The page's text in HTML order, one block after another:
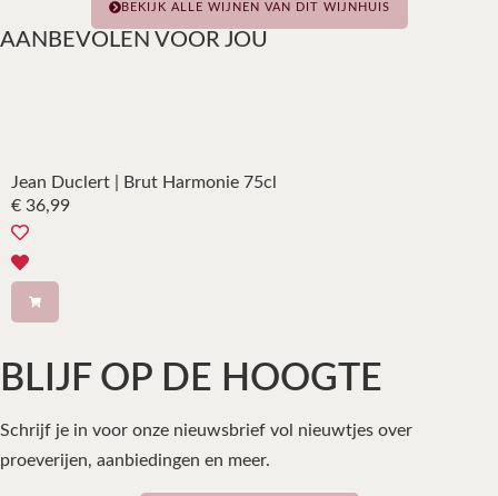
BEKIJK ALLE WIJNEN VAN DIT WIJNHUIS
AANBEVOLEN VOOR JOU
Jean Duclert | Brut Harmonie 75cl
€ 36,99
BLIJF OP DE HOOGTE
Schrijf je in voor onze nieuwsbrief vol nieuwtjes over
proeverijen, aanbiedingen en meer.